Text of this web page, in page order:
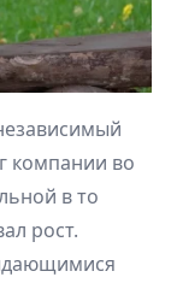
компании во
в то
рост.